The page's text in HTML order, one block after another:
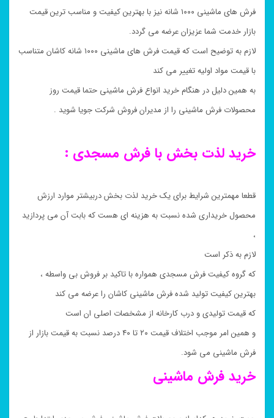
فرش های ماشینی ۱۰۰۰ شانه نیز با بهترین کیفیت و مناسب ترین قیمت
بازار خدمت شما عزیزان عرضه می گردد.
لازم به توضیح است که قیمت فرش های ماشینی ۱۰۰۰ شانه کاشان متناسب
با قیمت مواد اولیه تغییر می کند
به همین دلیل در هنگام خرید انواع فرش ماشینی حتما قیمت روز
محصولات فرش ماشینی را از مدیران فروش شرکت جویا شوید .
خرید لذت بخش با فرش مسجدی :
قطعا مهمترین شرایط برای یک خرید لذت بخش دربیشتر موارد ارزش
محصول خریداری شده نسبت به هزینه ای هست که بابت آن می پردازید
،
لازم به ذکر است
که گروه کیفیت فرش مسجدی همواره با تاکید بر فروش بی واسطه ،
بهترین کیفیت تولید شده فرش ماشینی کاشان را عرضه می کند
که قیمت تولیدی و درب کارخانه از مشخصات اصلی ان است
و همین امر موجب اختلاف قیمت ۲۰ تا ۴۰ درصد نسبت به قیمت بازار از
فرش ماشینی می شود.
خرید فرش ماشینی